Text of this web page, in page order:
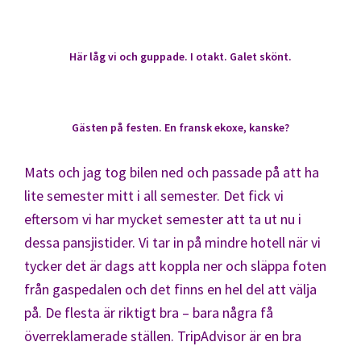
Här låg vi och guppade. I otakt. Galet skönt.
Gästen på festen. En fransk ekoxe, kanske?
Mats och jag tog bilen ned och passade på att ha
lite semester mitt i all semester. Det fick vi
eftersom vi har mycket semester att ta ut nu i
dessa pansjistider. Vi tar in på mindre hotell när vi
tycker det är dags att koppla ner och släppa foten
från gaspedalen och det finns en hel del att välja
på. De flesta är riktigt bra – bara några få
överreklamerade ställen. TripAdvisor är en bra